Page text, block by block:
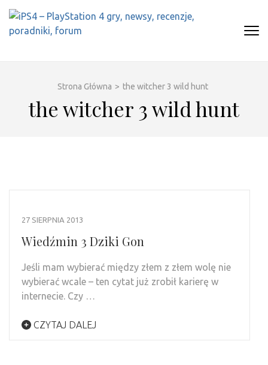
Skip
content
FORUMStrona Główna > the witcher 3 wild hunt
the witcher 3 wild hunt
27 SIERPNIA 2013
Wiedźmin 3 Dziki Gon
Jeśli mam wybierać między złem z złem wolę nie
wybierać wcale – ten cytat już zrobił karierę w
internecie. Czy …
CZYTAJ DALEJ